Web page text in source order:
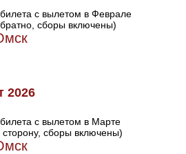
с вылетом в Феврале
сборы включены)
2026
с вылетом в Марте
сборы включены)